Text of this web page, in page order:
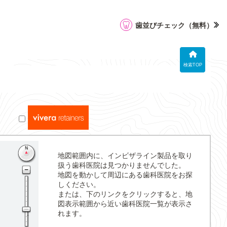
検索TOP
歯並びチェック （無料）
地図範囲内に、インビザライン製品を取り
扱う歯科医院は見つかりませんでした。
地図を動かして周辺にある歯科医院をお探
しください。
または、下のリンクをクリックすると、地
図表示範囲から近い歯科医院一覧が表示さ
れます。